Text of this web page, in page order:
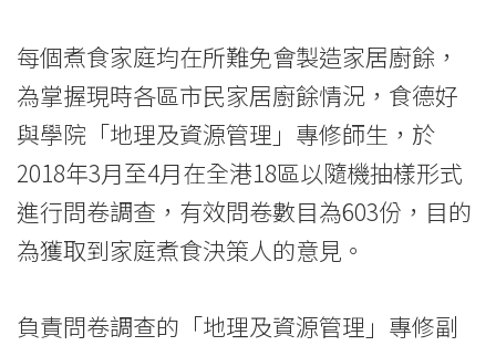
每個煮食家庭均在所難免會製造家居廚餘，
為掌握現時各區市民家居廚餘情況，食德好
與學院「地理及資源管理」專修師生，於
2018年3月至4月在全港18區以隨機抽樣形式
進行問卷調查，有效問卷數目為603份，目的
為獲取到家庭煮食決策人的意見。
負責問卷調查的「地理及資源管理」專修副